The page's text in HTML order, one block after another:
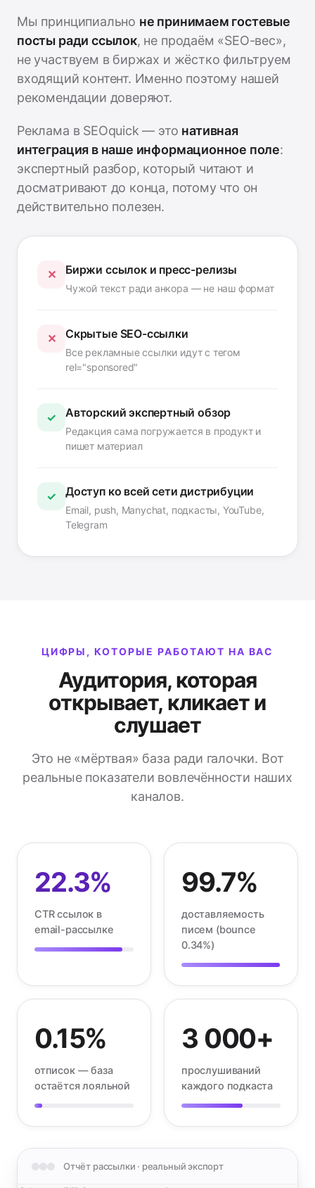
Мы принципиально не принимаем гостевые
посты ради ссылок, не продаём «SEO-вес»,
не участвуем в биржах и жёстко фильтруем
входящий контент. Именно поэтому нашей
рекомендации доверяют.
Реклама в SEOquick — это нативная
интеграция в наше информационное поле:
экспертный разбор, который читают и
досматривают до конца, потому что он
действительно полезен.
✕ Биржи ссылок и пресс-релизы
Чужой текст ради анкора — не наш формат
✕ Скрытые SEO-ссылки
Все рекламные ссылки идут с тегом
rel="sponsored"
✓ Авторский экспертный обзор
Редакция сама погружается в продукт и
пишет материал
✓ Доступ ко всей сети дистрибуции
Email, push, Manychat, подкасты, YouTube,
Telegram
ЦИФРЫ, КОТОРЫЕ РАБОТАЮТ НА ВАС
Аудитория, которая
открывает, кликает и
слушает
Это не «мёртвая» база ради галочки. Вот
реальные показатели вовлечённости наших
каналов.
22.3%
CTR ссылок в
email-рассылке
99.7%
доставляемость
писем (bounce
0.34%)
0.15%
отписок — база
остаётся лояльной
3 000+
прослушиваний
каждого подкаста
Отчёт рассылки · реальный экспорт